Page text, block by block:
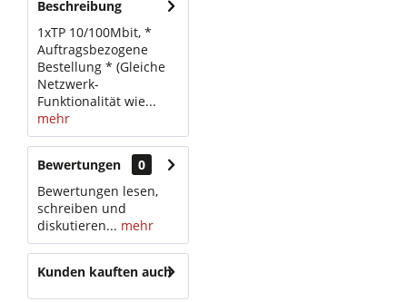
Beschreibung
1xTP 10/100Mbit, *
Auftragsbezogene
Bestellung * (Gleiche
Netzwerk-
Funktionalität wie...
mehr
Bewertungen
0
Bewertungen lesen,
schreiben und
diskutieren... mehr
Kunden kauften auch